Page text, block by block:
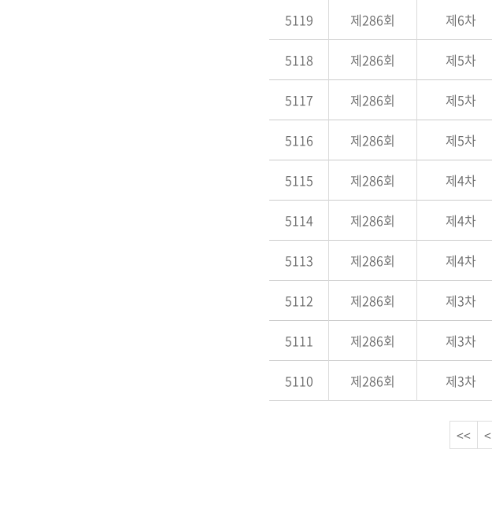
5119 제286회 제6차
5118 제286회 제5차
5117 제286회 제5차
5116 제286회 제5차
5115 제286회 제4차
5114 제286회 제4차
5113 제286회 제4차
5112 제286회 제3차
5111 제286회 제3차
5110 제286회 제3차
<< <